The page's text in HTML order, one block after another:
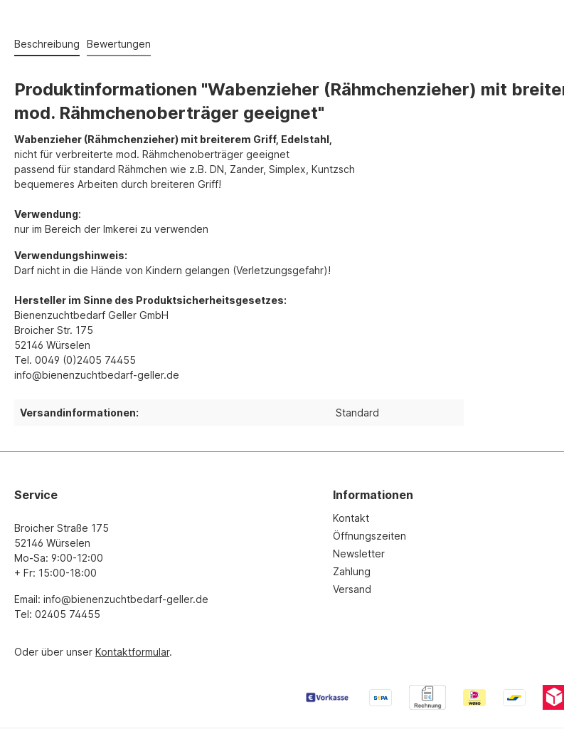
Beschreibung Bewertungen
Produktinformationen "Wabenzieher (Rähmchenzieher) mit
mod. Rähmchenoberträger geeignet"
Wabenzieher (Rähmchenzieher) mit breiterem Griff, Edelstahl,
nicht für verbreiterte mod. Rähmchenoberträger geeignet
passend für standard Rähmchen wie z.B. DN, Zander, Simplex, Kuntzsch
bequemeres Arbeiten durch breiteren Griff!
Verwendung:
nur im Bereich der Imkerei zu verwenden
Verwendungshinweis:
Darf nicht in die Hände von Kindern gelangen (Verletzungsgefahr)!
Hersteller im Sinne des Produktsicherheitsgesetzes:
Bienenzuchtbedarf Geller GmbH
Broicher Str. 175
52146 Würselen
Tel. 0049 (0)2405 74455
info@bienenzuchtbedarf-geller.de
Versandinformationen: Standard
Service
Broicher Straße 175
52146 Würselen
Mo-Sa: 9:00-12:00
+ Fr: 15:00-18:00
Email: info@bienenzuchtbedarf-geller.de
Tel: 02405 74455
Oder über unser Kontaktformular.
Informationen
Kontakt
Öffnungszeiten
Newsletter
Zahlung
Versand